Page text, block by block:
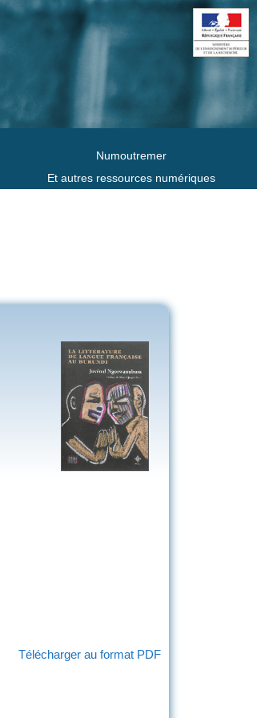
Numoutremer
Et autres ressources numériques
Télécharger au format PDF